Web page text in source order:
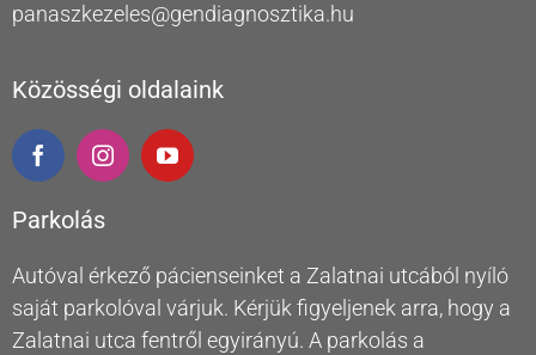
panaszkezeles@gendiagnosztika.hu
Közösségi oldalaink
Parkolás
Autóval érkező pácienseinket a Zalatnai utcából nyíló
saját parkolóval várjuk. Kérjük figyeljenek arra, hogy a
Zalatnai utca fentről egyirányú. A parkolás a